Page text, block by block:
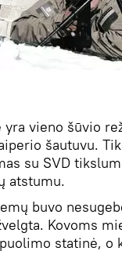
yra vieno šūvio
šautuvu.
su SVD
atstumu.
buvo
Kovoms
statinė, o